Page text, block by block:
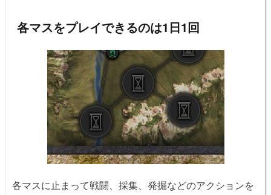
各マスをプレイできるのは1日1回
各マスに止まって戦闘、採集、発掘などのアクションを